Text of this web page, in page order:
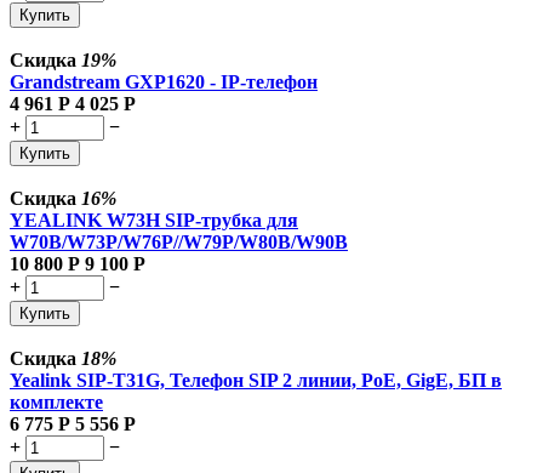
Купить
Скидка 19%
Grandstream GXP1620 - IP-телефон
4 961 Р 4 025 Р
+
−
Купить
Скидка 16%
YEALINK W73H SIP-трубка для
W70B/W73P/W76P//W79P/W80B/W90B
10 800 Р 9 100 Р
+
−
Купить
Скидка 18%
Yealink SIP-T31G, Телефон SIP 2 линии, PoE, GigE, БП в
комплекте
6 775 Р 5 556 Р
+
−